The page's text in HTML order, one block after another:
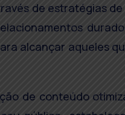
de estratégias
alcançar aqueles
de conteúdo